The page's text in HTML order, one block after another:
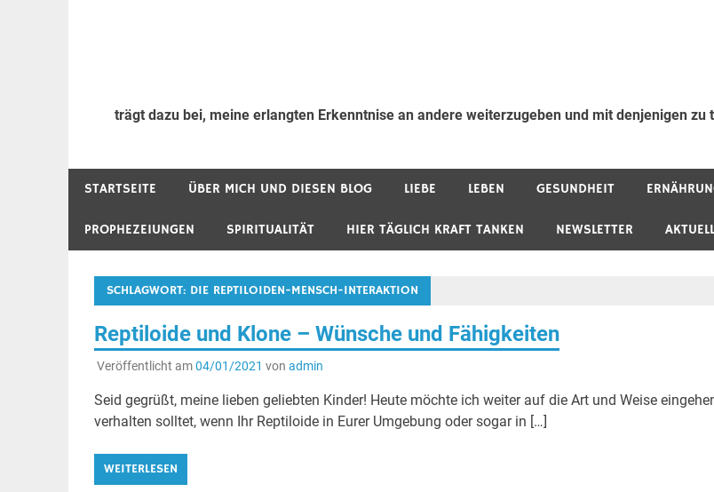
trägt dazu bei, meine erlangten Erkenntnise an andere weiterzugeben und mit denjenigen
STARTSEITE ÜBER MICH UND DIESEN BLOG LIEBE LEBEN GESUNDHEIT
PROPHEZEIUNGEN SPIRITUALITÄT HIER TÄGLICH KRAFT TANKEN NEWSLETTER
SCHLAGWORT: DIE REPTILOIDEN-MENSCH-INTERAKTION
Reptiloide und Klone – Wünsche und Fähigkeiten
Veröffentlicht am04/01/2021 von admin
Seid gegrüßt, meine lieben geliebten Kinder! Heute möchte ich weiter auf die Art und Weise
verhalten solltet, wenn Ihr Reptiloide in Eurer Umgebung oder sogar in […]
WEITERLESEN